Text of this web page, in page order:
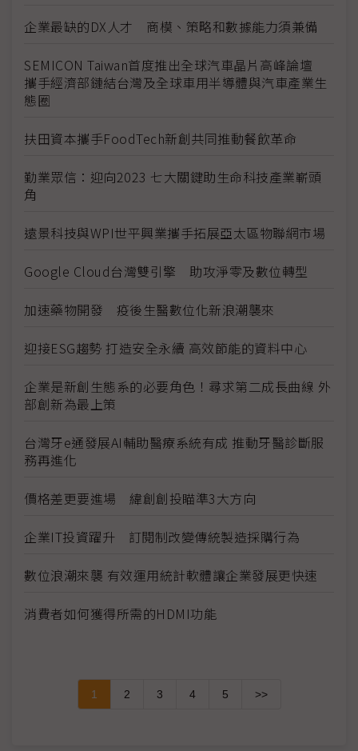
企業最缺的DX人才 商模、策略和數據能力須兼備
SEMICON Taiwan首度推出全球汽車晶片高峰論壇
攜手經濟部鏈結台灣及全球車用半導體與汽車產業生
態圈
扶田資本攜手FoodTech新創共同推動餐飲革命
勤業眾信：迎向2023 七大關鍵助生命科技產業嶄頭
角
遠景科技與WPI世平興業攜手拓展亞太區物聯網市場
Google Cloud台灣雙引擎 助攻淨零及數位轉型
加速藥物開發 疫後生醫數位化新浪潮襲來
迎接ESG趨勢 打造安全永續 高效節能的資料中心
企業是新創生態系的必要角色！尋求第二成長曲線 外
部創新為最上策
台灣牙e通發展AI輔助醫療系統有成 推動牙醫診斷服
務再進化
價格差更要進場 緯創創投瞄準3大方向
企業IT投資躍升 訂閱制改變傳統製造採購行為
數位浪潮來襲 有效運用統計軟體讓企業發展更快速
消費者如何獲得所需的HDMI功能
1 2 3 4 5 >>